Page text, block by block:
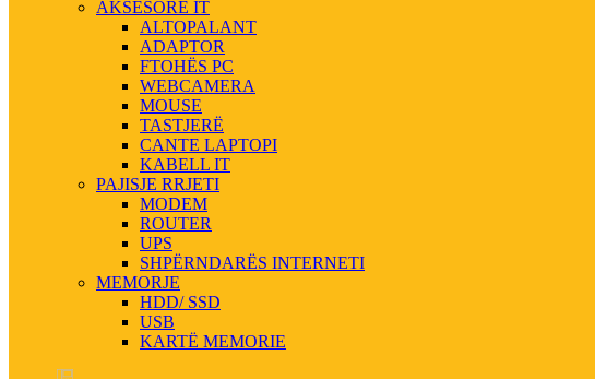
AKSESORE IT
ALTOPALANT
ADAPTOR
FTOHËS PC
WEBCAMERA
MOUSE
TASTJERË
CANTE LAPTOPI
KABELL IT
PAJISJE RRJETI
MODEM
ROUTER
UPS
SHPËRNDARËS INTERNETI
MEMORJE
HDD/ SSD
USB
KARTË MEMORIE